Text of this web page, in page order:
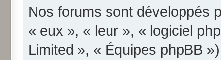
Nos forums sont développés
« eux », « leur », « logiciel
Limited », « Équipes phpBB